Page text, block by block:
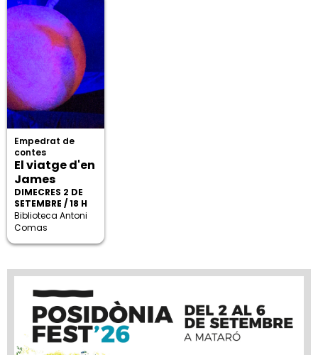
Empedrat de
contes
El viatge d'en
James
DIMECRES 2 DE
SETEMBRE / 18 H
Biblioteca Antoni
Comas